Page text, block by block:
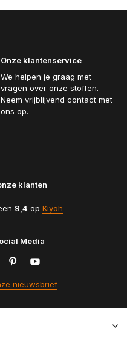
Onze klantenservice
We helpen je graag met
vragen over onze stoffen.
Neem vrijblijvend contact met
ons op.
klanten
9,4 op Kiyoh
Media
nieuwsbrief